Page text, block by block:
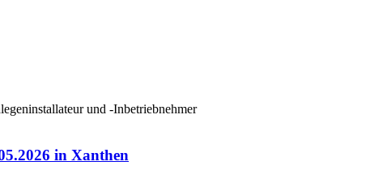
und -Inbetriebnehmer
in Xanthen